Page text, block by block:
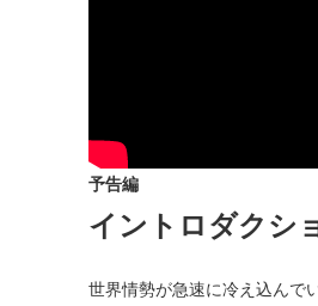
予告編
イントロダクシ
世界情勢が急速に冷え込んで